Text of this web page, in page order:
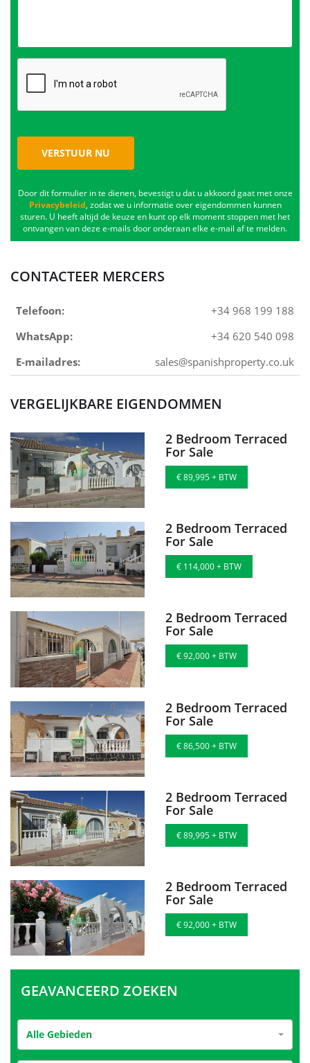
VERSTUUR NU
Door dit formulier in te dienen, bevestigt u dat u akkoord gaat met onze
Privacybeleid, zodat we u informatie over eigendommen kunnen
sturen. U heeft altijd de keuze en kunt op elk moment stoppen met het
ontvangen van deze e-mails door onderaan elke e-mail af te melden.
CONTACTEER MERCERS
Telefoon:
+34 968 199 188
WhatsApp:
+34 620 540 098
E-mailadres:
sales@spanishproperty.co.uk
VERGELIJKBARE EIGENDOMMEN
2 Bedroom Terraced
For Sale
€ 89,995 + BTW
2 Bedroom Terraced
For Sale
€ 114,000 + BTW
2 Bedroom Terraced
For Sale
€ 92,000 + BTW
2 Bedroom Terraced
For Sale
€ 86,500 + BTW
2 Bedroom Terraced
For Sale
€ 89,995 + BTW
2 Bedroom Terraced
For Sale
€ 92,000 + BTW
GEAVANCEERD ZOEKEN
Alle Gebieden